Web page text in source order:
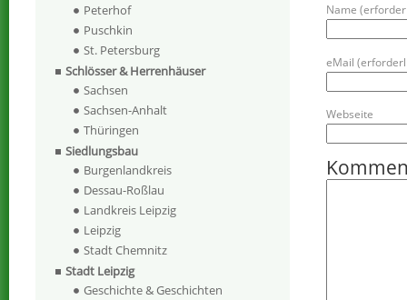
Name
eMail
Webseite
Peterhof
Puschkin
St. Petersburg
Schlösser & Herrenhäuser
Sachsen
Sachsen-Anhalt
Thüringen
Siedlungsbau
Burgenlandkreis
Dessau-Roßlau
Landkreis Leipzig
Leipzig
Stadt Chemnitz
Stadt Leipzig
Geschichte & Geschichten